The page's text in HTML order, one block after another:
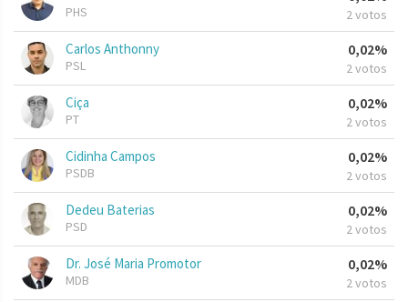
PHS 2 votos
Carlos Anthonny
PSL
0,02%
2 votos
Ciça
PT
0,02%
2 votos
Cidinha Campos
PSDB
0,02%
2 votos
Dedeu Baterias
PSD
0,02%
2 votos
Dr. José Maria Promotor
MDB
0,02%
2 votos